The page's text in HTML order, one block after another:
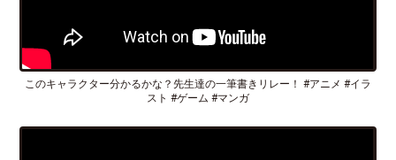
このキャラクター分かるかな？先生達の一筆書きリレー！ #アニメ #イラ
スト #ゲーム #マンガ